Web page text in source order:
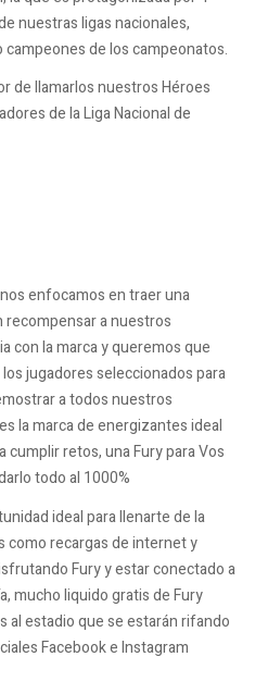
nuestras ligas nacionales,
de los campeonatos.
de llamarlos nuestros Héroes
de la Liga Nacional de
enfocamos en traer una
recompensar a nuestros
con la marca y queremos que
jugadores seleccionados para
a todos nuestros
la marca de energizantes ideal
retos, una Fury para Vos
todo al 1000%
ideal para llenarte de la
como recargas de internet y
Fury y estar conectado a
mucho liquido gratis de Fury
al estadio que se estarán rifando
Facebook e Instagram